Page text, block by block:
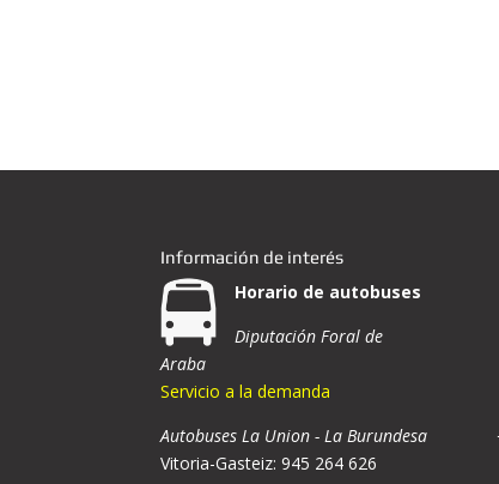
Información de interés
Horario de autobuses
Diputación Foral de
Araba
Servicio a la demanda
Autobuses La Union - La Burundesa
Vitoria-Gasteiz: 945 264 626